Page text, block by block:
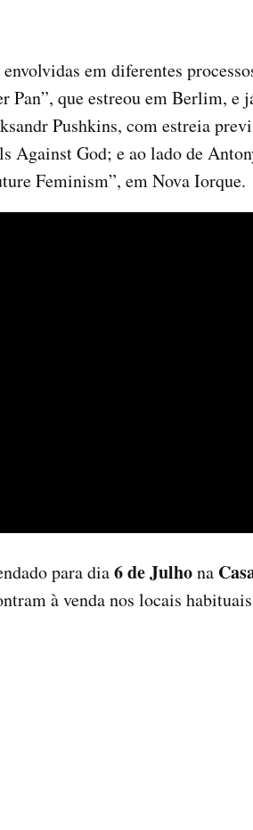
em diferentes
que estreou em Berlim, e
Pushkins, com estreia
God; e ao lado de
Feminism”, em Nova Iorque.
para dia6 de Julhona
à venda nos locais